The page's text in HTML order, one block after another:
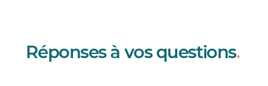
Réponses à vos questions.